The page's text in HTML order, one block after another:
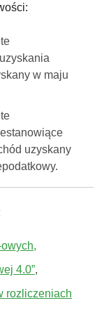
w maju
uzyskany
4.0”,
rozliczeniach